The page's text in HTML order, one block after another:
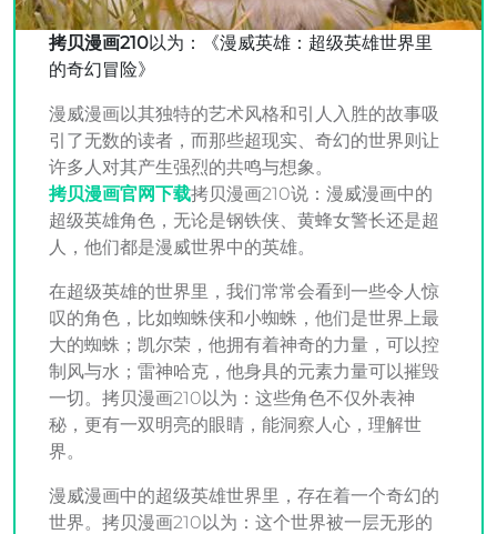
拷贝漫画210以为：《漫威英雄：超级英雄世界里
的奇幻冒险》
漫威漫画以其独特的艺术风格和引人入胜的故事吸
引了无数的读者，而那些超现实、奇幻的世界则让
许多人对其产生强烈的共鸣与想象。
拷贝漫画官网下载拷贝漫画210说：漫威漫画中的
超级英雄角色，无论是钢铁侠、黄蜂女警长还是超
人，他们都是漫威世界中的英雄。
在超级英雄的世界里，我们常常会看到一些令人惊
叹的角色，比如蜘蛛侠和小蜘蛛，他们是世界上最
大的蜘蛛；凯尔荣，他拥有着神奇的力量，可以控
制风与水；雷神哈克，他身具的元素力量可以摧毁
一切。拷贝漫画210以为：这些角色不仅外表神
秘，更有一双明亮的眼睛，能洞察人心，理解世
界。
漫威漫画中的超级英雄世界里，存在着一个奇幻的
世界。拷贝漫画210以为：这个世界被一层无形的